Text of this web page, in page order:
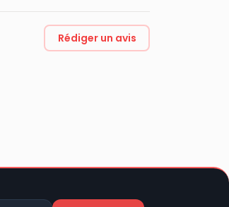
Rédiger un avis